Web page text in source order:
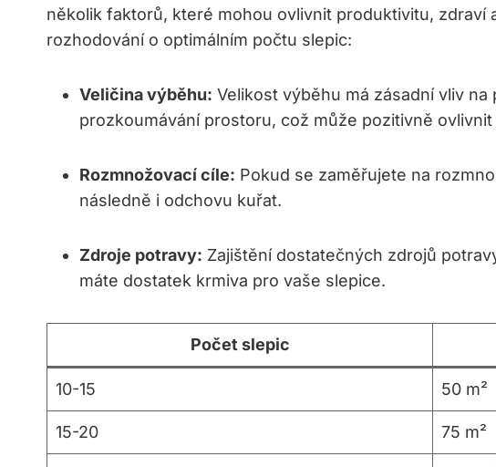
několik faktorů, které mohou ovlivnit produktivitu,
rozhodování o optimálním počtu slepic:
Veličina výběhu: Velikost výběhu má zásadní vliv
prozkoumávání prostoru, což může pozitivně
Rozmnožovací cíle: Pokud se zaměřujete na
následně i odchovu kuřat.
Zdroje potravy: Zajištění dostatečných zdrojů
máte dostatek krmiva pro vaše slepice.
Počet slepic
10-15 50 m²
15-20 75 m²